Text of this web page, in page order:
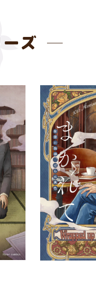
ーズ